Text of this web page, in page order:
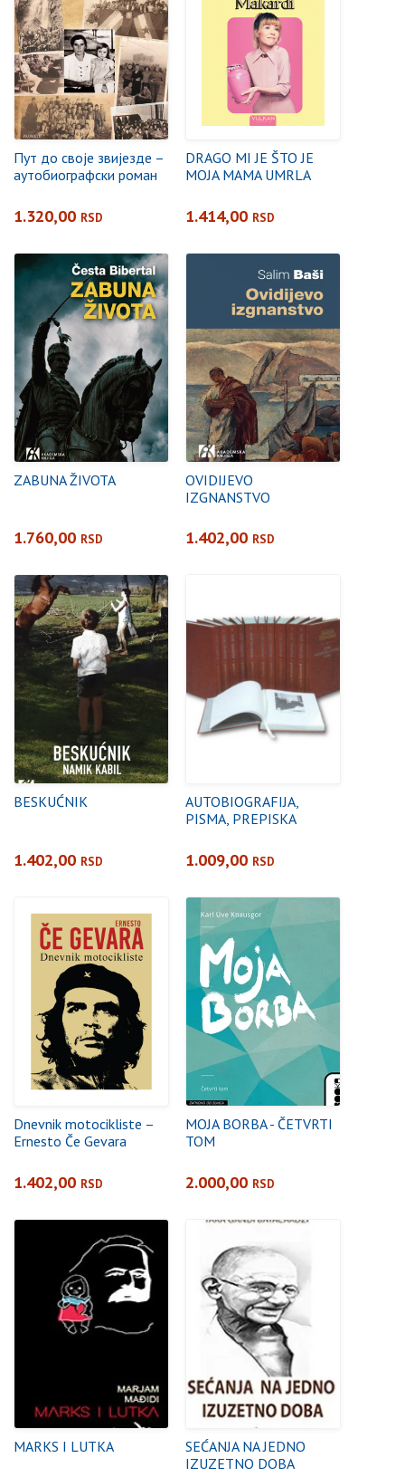
Пут до своје звијезде –
аутобиографски роман
1.320,00 RSD
DRAGO MI JE ŠTO JE
MOJA MAMA UMRLA
1.414,00 RSD
ZABUNA ŽIVOTA
1.760,00 RSD
OVIDIJEVO
IZGNANSTVO
1.402,00 RSD
BESKUĆNIK
1.402,00 RSD
AUTOBIOGRAFIJA,
PISMA, PREPISKA
1.009,00 RSD
Dnevnik motocikliste –
Ernesto Če Gevara
1.402,00 RSD
MOJA BORBA - ČETVRTI
TOM
2.000,00 RSD
MARKS I LUTKA
SEĆANJA NA JEDNO
IZUZETNO DOBA